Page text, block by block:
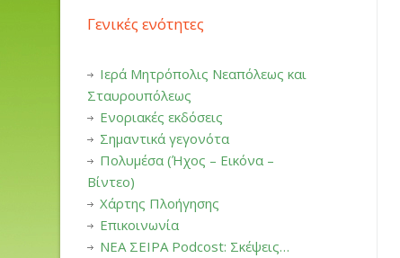
Γενικές ενότητες
Ιερά Μητρόπολις Νεαπόλεως και
Σταυρουπόλεως
Ενοριακές εκδόσεις
Σημαντικά γεγονότα
Πολυμέσα (Ήχος – Εικόνα –
Βίντεο)
Χάρτης Πλοήγησης
Επικοινωνία
ΝΕΑ ΣΕΙΡΑ Podcost: Σκέψεις…